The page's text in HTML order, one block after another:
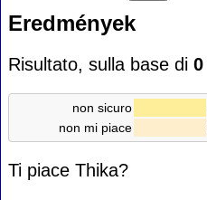
Eredmények
Risultato, sulla base di 0
non sicuro
non mi piace
Ti piace Thika?